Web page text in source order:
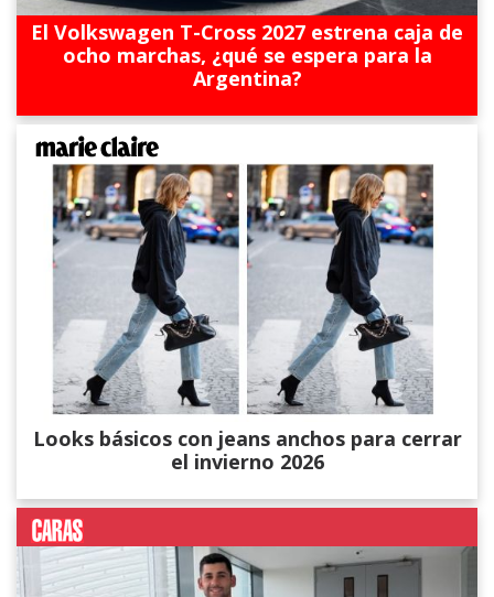
El Volkswagen T-Cross 2027 estrena caja de
ocho marchas, ¿qué se espera para la
Argentina?
Looks básicos con jeans anchos para cerrar
el invierno 2026